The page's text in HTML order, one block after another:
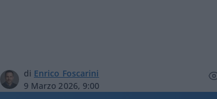
di Enrico Foscarini
9 Marzo 2026, 9:00